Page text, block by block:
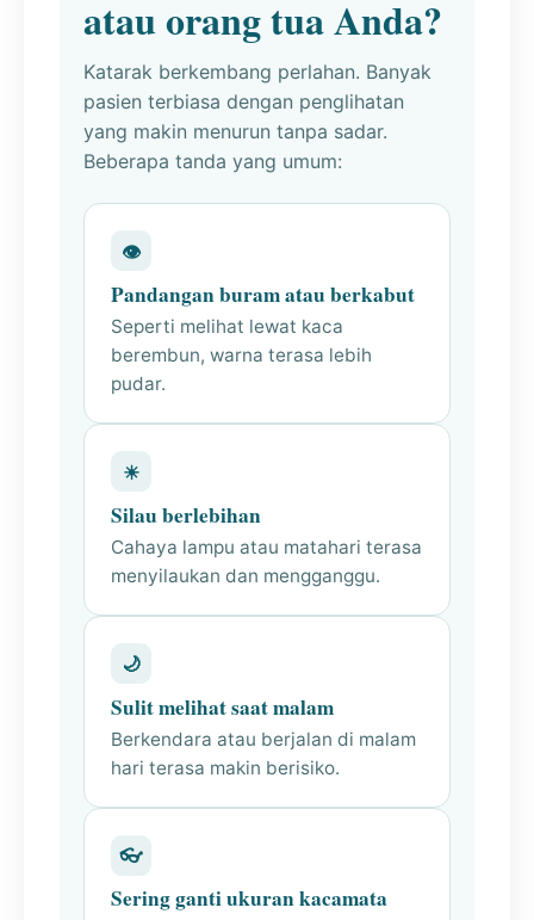
atau orang tua Anda?
Katarak berkembang perlahan. Banyak
pasien terbiasa dengan penglihatan
yang makin menurun tanpa sadar.
Beberapa tanda yang umum:
👁
Pandangan buram atau berkabut
Seperti melihat lewat kaca
berembun, warna terasa lebih
pudar.
☀
Silau berlebihan
Cahaya lampu atau matahari terasa
menyilaukan dan mengganggu.
🌙
Sulit melihat saat malam
Berkendara atau berjalan di malam
hari terasa makin berisiko.
👓
Sering ganti ukuran kacamata